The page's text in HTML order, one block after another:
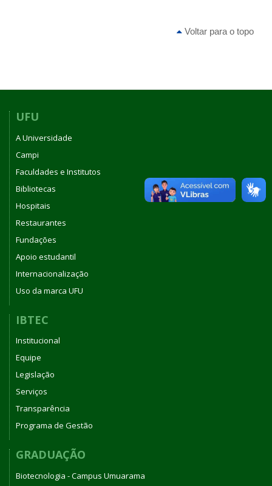
Voltar para o topo
UFU
A Universidade
Campi
Faculdades e Institutos
Bibliotecas
Hospitais
Restaurantes
Fundações
Apoio estudantil
Internacionalização
Uso da marca UFU
IBTEC
Institucional
Equipe
Legislação
Serviços
Transparência
Programa de Gestão
GRADUAÇÃO
Biotecnologia - Campus Umuarama